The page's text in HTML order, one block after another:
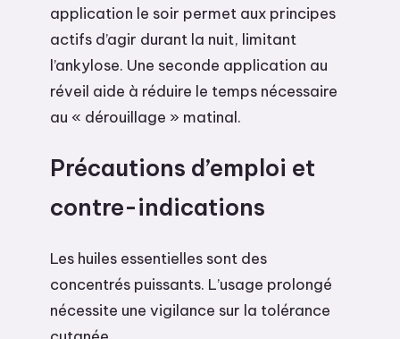
application le soir permet aux principes
actifs d’agir durant la nuit, limitant
l’ankylose. Une seconde application au
réveil aide à réduire le temps nécessaire
au « dérouillage » matinal.
Précautions d’emploi et
contre-indications
Les huiles essentielles sont des
concentrés puissants. L’usage prolongé
nécessite une vigilance sur la tolérance